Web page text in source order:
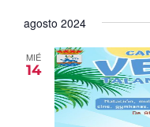
agosto 2024
MIÉ
14